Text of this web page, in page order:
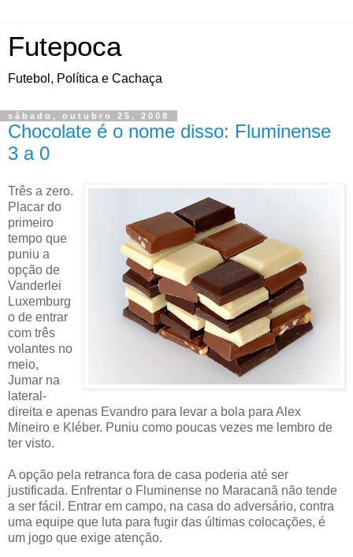
Futepoca
Futebol, Política e Cachaça
sábado, outubro 25, 2008
Chocolate é o nome disso: Fluminense
3 a 0
Três a zero.
Placar do
primeiro
tempo que
puniu a
opção de
Vanderlei
Luxemburg
o de entrar
com três
volantes no
meio,
Jumar na
lateral-
direita e apenas Evandro para levar a bola para Alex
Mineiro e Kléber. Puniu como poucas vezes me lembro de
ter visto.
A opção pela retranca fora de casa poderia até ser
justificada. Enfrentar o Fluminense no Maracanã não tende
a ser fácil. Entrar em campo, na casa do adversário, contra
uma equipe que luta para fugir das últimas colocações, é
um jogo que exige atenção.